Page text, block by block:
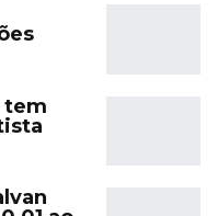
tem